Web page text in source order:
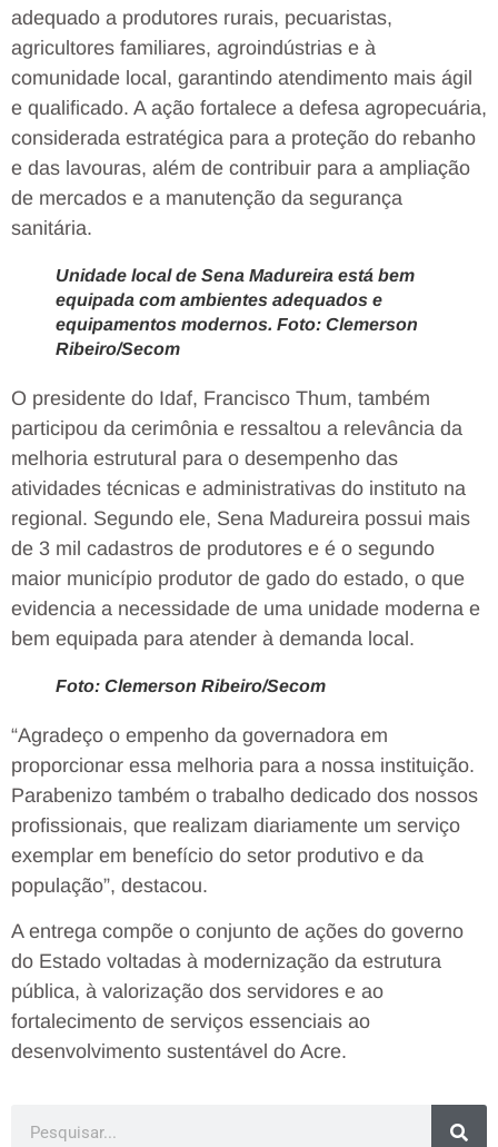
adequado a produtores rurais, pecuaristas,
agricultores familiares, agroindústrias e à
comunidade local, garantindo atendimento mais ágil
e qualificado. A ação fortalece a defesa agropecuária,
considerada estratégica para a proteção do rebanho
e das lavouras, além de contribuir para a ampliação
de mercados e a manutenção da segurança
sanitária.
Unidade local de Sena Madureira está bem
equipada com ambientes adequados e
equipamentos modernos. Foto: Clemerson
Ribeiro/Secom
O presidente do Idaf, Francisco Thum, também
participou da cerimônia e ressaltou a relevância da
melhoria estrutural para o desempenho das
atividades técnicas e administrativas do instituto na
regional. Segundo ele, Sena Madureira possui mais
de 3 mil cadastros de produtores e é o segundo
maior município produtor de gado do estado, o que
evidencia a necessidade de uma unidade moderna e
bem equipada para atender à demanda local.
Foto: Clemerson Ribeiro/Secom
“Agradeço o empenho da governadora em
proporcionar essa melhoria para a nossa instituição.
Parabenizo também o trabalho dedicado dos nossos
profissionais, que realizam diariamente um serviço
exemplar em benefício do setor produtivo e da
população”, destacou.
A entrega compõe o conjunto de ações do governo
do Estado voltadas à modernização da estrutura
pública, à valorização dos servidores e ao
fortalecimento de serviços essenciais ao
desenvolvimento sustentável do Acre.